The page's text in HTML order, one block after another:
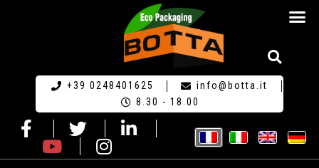
+39 0248401625
info@botta.it
8.30 - 18.00